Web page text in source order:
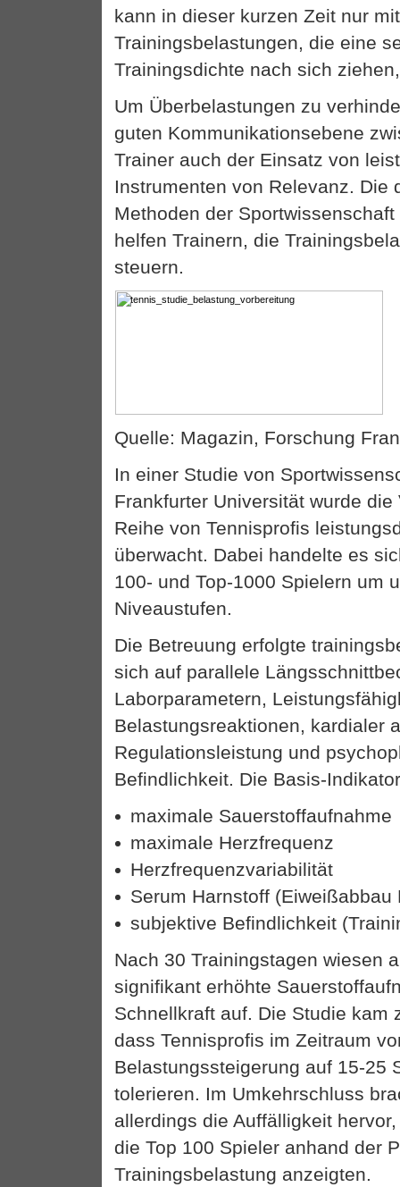
kann in dieser kurzen Zeit nur
Trainingsbelastungen, die eine
Trainingsdichte nach sich
Um Überbelastungen zu
guten Kommunikationsebene
Trainer auch der Einsatz von
Instrumenten von Relevanz. Die
Methoden der
helfen Trainern, die
steuern.
Quelle: Magazin, Forschung
In einer Studie von
Frankfurter Universität wurde
Reihe von Tennisprofis
überwacht. Dabei handelte es
100- und Top-1000 Spielern um
Niveaustufen.
Die Betreuung erfolgte
sich auf parallele
Laborparametern,
Belastungsreaktionen, kardialer
Regulationsleistung und
Befindlichkeit. Die Basis-
maximale Sauerstoffaufnahme
maximale Herzfrequenz
Herzfrequenzvariabilität
Serum Harnstoff (Eiweißabbau
subjektive Befindlichkeit
Nach 30 Trainingstagen wiesen
signifikant erhöhte
Schnellkraft auf. Die Studie kam
dass Tennisprofis im Zeitraum
Belastungssteigerung auf 15-25
tolerieren. Im Umkehrschluss
allerdings die Auffälligkeit
die Top 100 Spieler anhand der
Trainingsbelastung anzeigten.